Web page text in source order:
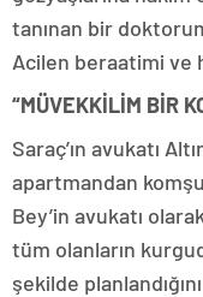
tanınan bir
Acilen beraatimi ve
“MÜVEKKİLİM BİR
Saraç’ın avukatı
apartmandan
Bey’in avukatı
tüm olanların
şekilde